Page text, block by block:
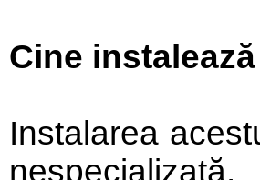
Cine
Instalarea